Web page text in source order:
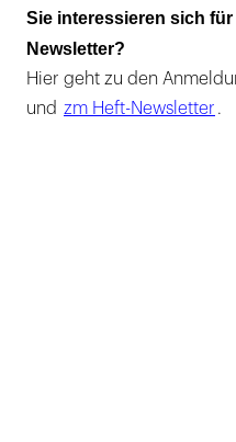
Sie interessieren sich
Newsletter?
Hier geht zu den
und zm Heft-Newsletter .